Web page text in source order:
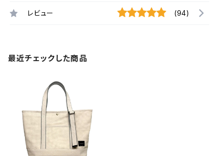
レビュー (94)
最近チェックした商品